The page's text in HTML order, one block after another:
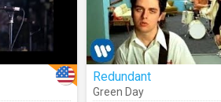
Redundant
Green Day